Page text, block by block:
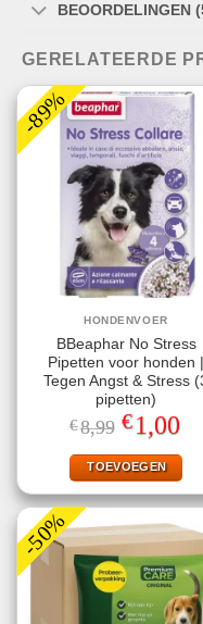
BEOORDELINGEN
GERELATEERDE
-89%
HONDENVOER
BBeaphar No Stress
Pipetten voor honden |
Tegen Angst & Stress
pipetten)
€8,99 prijs
was:
€8,99.
€1,00
is:
TOEVOEGEN
-50%